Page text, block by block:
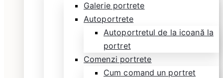
Galerie portrete
Autoportrete
Autoportretul de la icoană la
portret
Comenzi portrete
Cum comand un portret